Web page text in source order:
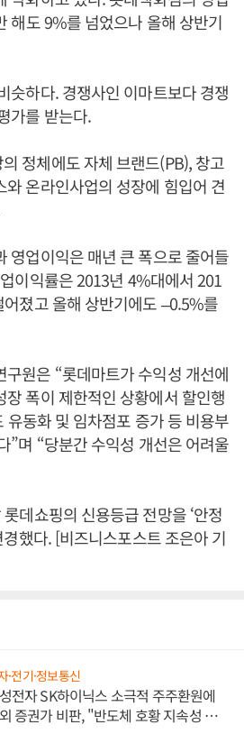
해도 9%를 넘었으나 올해 상반기
슷하다. 경쟁사인 이마트보다 경쟁
가를 받는다.
정체에도 자체 브랜드(PB), 창고
온라인사업의 성장에 힘입어 견
영업이익은 매년 큰 폭으로 줄어들
이익률은 2013년 4%대에서 201
졌고 올해 상반기에도 –0.5%를
원은 “롯데마트가 수익성 개선에
폭이 제한적인 상황에서 할인행
유동화 및 임차점포 증가 등 비용부
”며 “당분간 수익성 개선은 어려울
데쇼핑의 신용등급 전망을 ‘안정
경했다. [비즈니스포스트 조은아 기
·전기·정보통신
전자 SK하이닉스 소극적 주주환원에
증권가 비판, "반도체 호황 지속성 의